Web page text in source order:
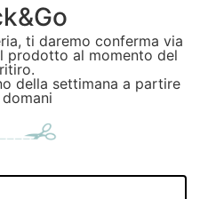
ti daremo conferma via
prodotto al momento del
ritiro.
della settimana a partire